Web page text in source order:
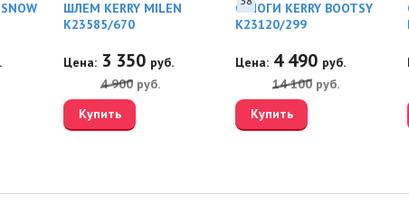
синий.
ШЛЕМ KERRY MILEN
K23585/670
Цена: 3 350 руб.
4 900 руб.
Купить
САПОГИ KERRY BOOTSY
K23120/299
Цена: 4 490 руб.
14 100 руб.
Купить